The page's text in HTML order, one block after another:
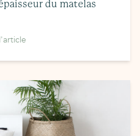
du matelas